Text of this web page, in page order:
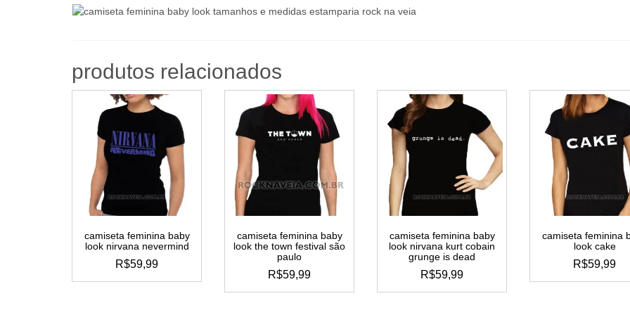
produtos relacionados
camiseta feminina baby
look nirvana nevermind
R$59,99
este
camiseta feminina baby
look the town festival são
paulo
R$59,99
este
camiseta feminina baby
look nirvana kurt cobain
grunge is dead
R$59,99
este
camiseta feminina
look cake
R$59,99
este